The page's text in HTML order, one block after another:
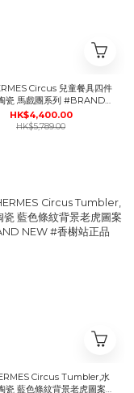
Circus 兒童餐具四件
瓷 馬戲團系列 #BRAND
NEW #香榭站正品
HK$4,400.00
HK$5,789.00
Circus Tumbler,水